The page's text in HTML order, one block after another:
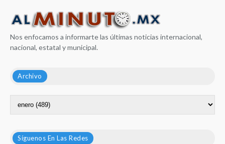
Nos enfocamos a informarte las últimas noticias internacional,
nacional, estatal y municipal.
Archivo
Síguenos En Las Redes